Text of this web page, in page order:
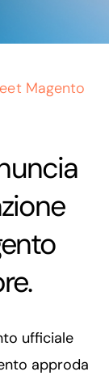
Magento
ufficiale
approda